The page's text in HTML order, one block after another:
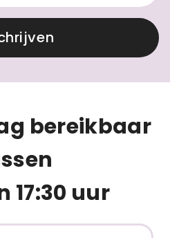
bereikbaar
17:30 uur